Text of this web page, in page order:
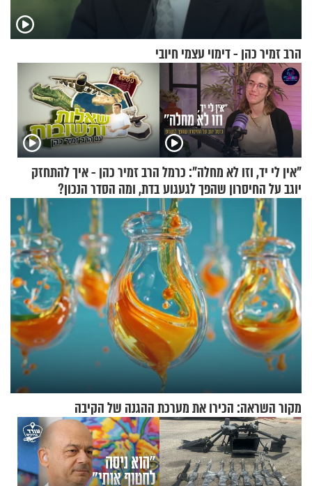
הרב זמיר כהן - דימוי עצמי חיובי
"אין לי יד, וזו לא מחלה": כרמל
יוגב על החיסרון שהפך לגעגוע
הרב זמיר כהן - איך להתחזק
בדת, ומה הסדר הנכון?
מקור השראה: הכירו את מערכת ההגנה של הקיבה